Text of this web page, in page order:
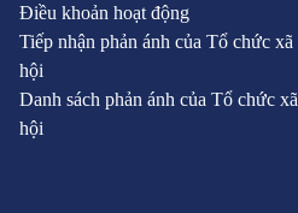
Điều khoản hoạt động
Tiếp nhận phản ánh của Tổ chức xã
hội
Danh sách phản ánh của Tổ chức xã
hội